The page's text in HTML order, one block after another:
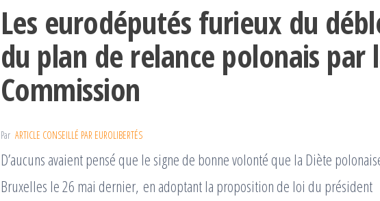
Les eurodéputés furieux du
du plan de relance polonais par
Commission
Par ARTICLE CONSEILLÉ PAR EUROLIBERTÉS
D’aucuns avaient pensé que le signe de bonne volonté que la Diète
Bruxelles le 26 mai dernier, en adoptant la proposition de loi du président